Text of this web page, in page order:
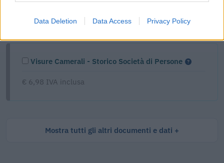
Data Deletion Data Access Privacy Policy
Visure Camerali - Storico Società di Persone
€ 6,98 IVA inclusa
Mostra tutti gli altri documenti e dati